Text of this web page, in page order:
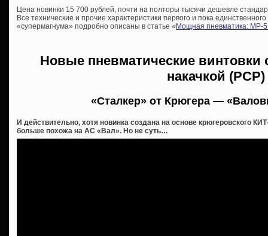
Цена новинки 15 700 рублей, почти на полторы тысячи дешевле
Все технические и прочие характеристики первого и пока
«супермагнума» подробно описаны в статье «Мощная пневматика: МР-
Новые пневматические винтовки
накачкой (PCP)
«Сталкер» от Крюгера —
И действительно, хотя новинка создана на основе крюгеровского
больше похожа на АС «Вал». Но не суть…